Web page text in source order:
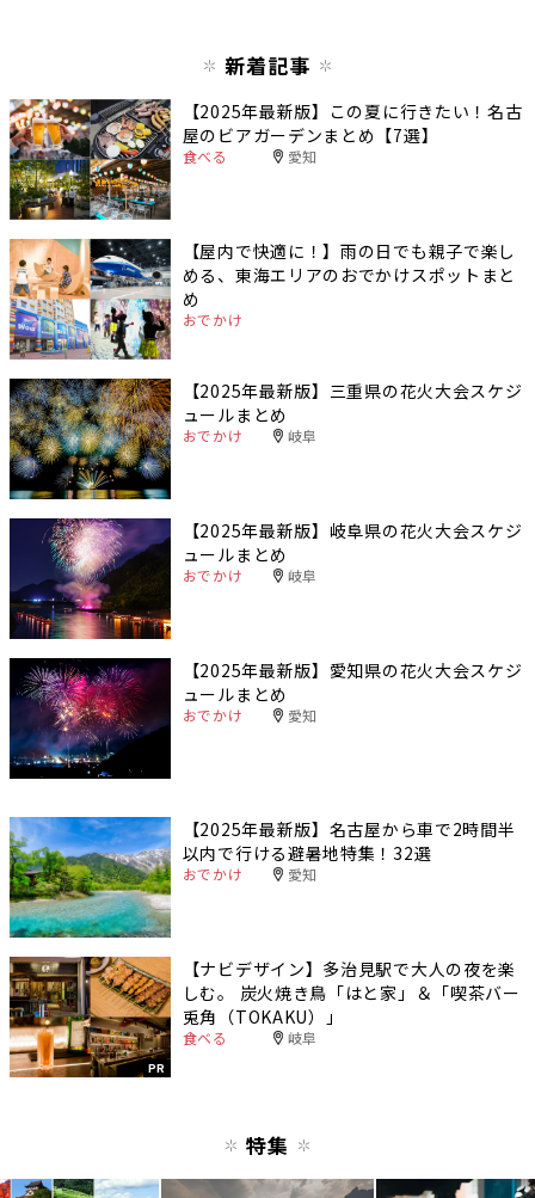
新着記事
【2025年最新版】この夏に行きたい！名古
屋のビアガーデンまとめ【7選】
食べる 愛知
【屋内で快適に！】雨の日でも親子で楽し
める、東海エリアのおでかけスポットまと
め
おでかけ
【2025年最新版】三重県の花火大会スケジ
ュールまとめ
おでかけ 岐阜
【2025年最新版】岐阜県の花火大会スケジ
ュールまとめ
おでかけ 岐阜
【2025年最新版】愛知県の花火大会スケジ
ュールまとめ
おでかけ 愛知
【2025年最新版】名古屋から車で2時間半
以内で行ける避暑地特集！32選
おでかけ 愛知
PR
【ナビデザイン】多治見駅で大人の夜を楽
しむ。 炭火焼き鳥「はと家」＆「喫茶バー
兎角（TOKAKU）」
食べる 岐阜
特集